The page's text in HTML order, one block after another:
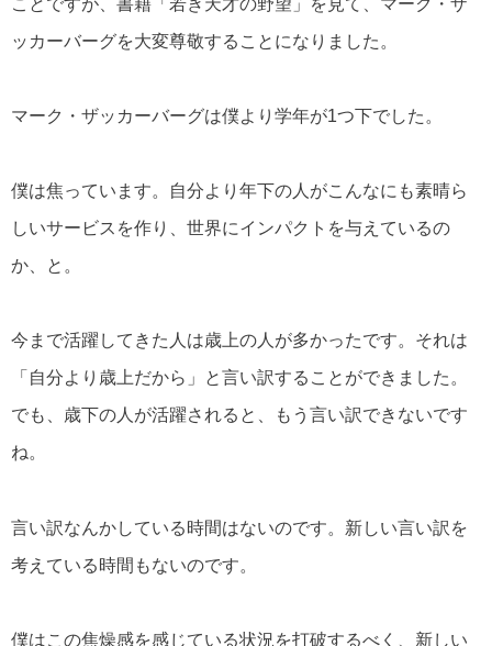
ッカーバーグを大変尊敬することになりました。
マーク・ザッカーバーグは僕より学年が1つ下でした。
僕は焦っています。自分より年下の人がこんなにも素晴ら
しいサービスを作り、世界にインパクトを与えているの
か、と。
今まで活躍してきた人は歳上の人が多かったです。それは
「自分より歳上だから」と言い訳することができました。
でも、歳下の人が活躍されると、もう言い訳できないです
ね。
言い訳なんかしている時間はないのです。新しい言い訳を
考えている時間もないのです。
僕はこの焦燥感を感じている状況を打破するべく、新しい